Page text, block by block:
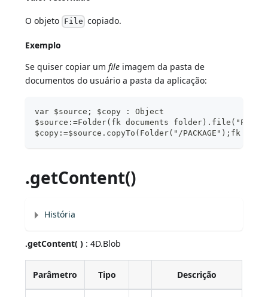
O objeto File copiado.
Exemplo
Se quiser copiar umfile imagem da pasta de
documentos do usuário a pasta da aplicação:
var $source; $copy : Object
$source:=Folder(fk documents
$copy:=$source.copyTo(Folder("/PACKAGE");fk
.getContent()
História
.getContent( ) : 4D.Blob
Parâmetro Tipo Descrição